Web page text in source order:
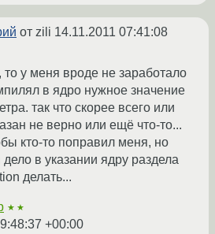
от zili 14.11.2011 07:41:08
то у меня вроде не заработало
в ядро нужное значение
так что скорее всего или
не верно или ещё что-то...
кто-то поправил меня, но
в указании ядру раздела
делать...
★★
+00:00